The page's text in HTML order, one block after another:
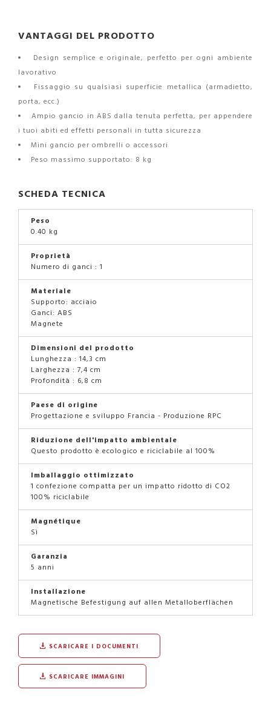
VANTAGGI DEL PRODOTTO
Design semplice e originale, perfetto per ogni ambiente
lavorativo
Fissaggio su qualsiasi superficie metallica (armadietto,
porta, ecc.)
Ampio gancio in ABS dalla tenuta perfetta, per appendere
i tuoi abiti ed effetti personali in tutta sicurezza
Mini gancio per ombrelli o accessori
Peso massimo supportato: 8 kg
SCHEDA TECNICA
Peso
0.40 kg
Proprietà
Numero di ganci : 1
Materiale
Supporto: acciaio
Ganci: ABS
Magnete
Dimensioni del prodotto
Lunghezza : 14,3 cm
Larghezza : 7,4 cm
Profondità : 6,8 cm
Paese di origine
Progettazione e sviluppo Francia - Produzione RPC
Riduzione dell'impatto ambientale
Questo prodotto è ecologico e riciclabile al 100%
Imballaggio ottimizzato
1 confezione compatta per un impatto ridotto di CO2
100% riciclabile
Magnétique
Sì
Garanzia
5 anni
Installazione
Magnetische Befestigung auf allen Metalloberflächen
SCARICARE I DOCUMENTI
SCARICARE IMMAGINI